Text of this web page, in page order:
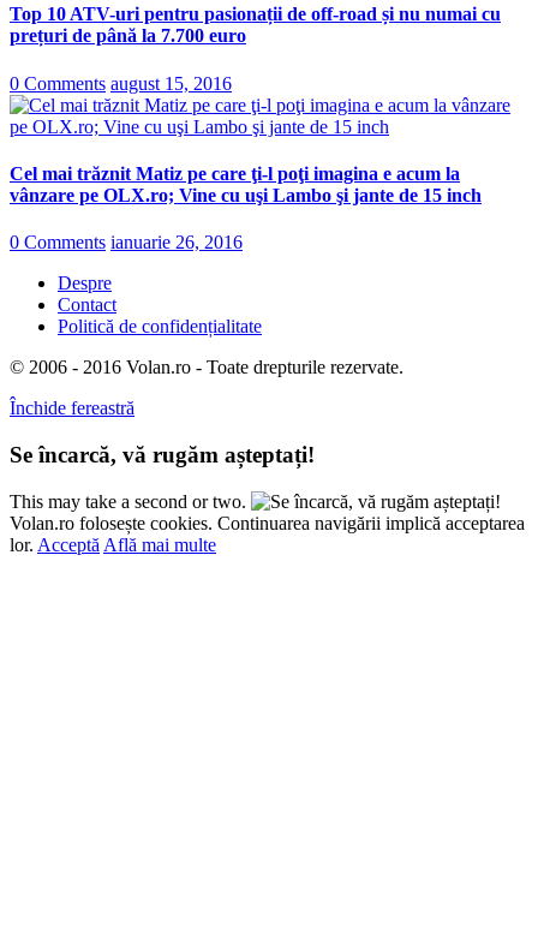
Top 10 ATV-uri pentru pasionații de off-road și nu numai cu
prețuri de până la 7.700 euro
0 Comments august 15, 2016
Cel mai trăznit Matiz pe care ţi-l poţi imagina e acum la
vânzare pe OLX.ro; Vine cu uşi Lambo şi jante de 15 inch
0 Comments ianuarie 26, 2016
Despre
Contact
Politică de confidențialitate
© 2006 - 2016 Volan.ro - Toate drepturile rezervate.
Închide fereastră
Se încarcă, vă rugăm așteptați!
This may take a second or two.
Volan.ro folosește cookies. Continuarea navigării implică acceptarea
lor. Acceptă Află mai multe